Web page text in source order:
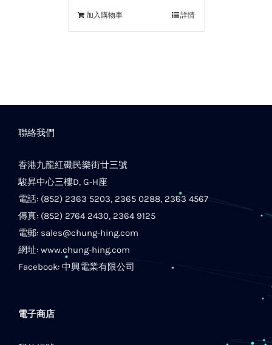
加入購物車 詳情
聯絡我們
香港九龍紅磡民樂街廿三號
駿昇中心三樓D, G-H座
電話: (852) 2363 5203, 2365 0288, 2363 4567
傳真: (852) 2764 2430, 2364 9125
電郵: sales@chung-hing.com
網址: www.chung-hing.com
Facebook: 中興電業有限公司
電子商店